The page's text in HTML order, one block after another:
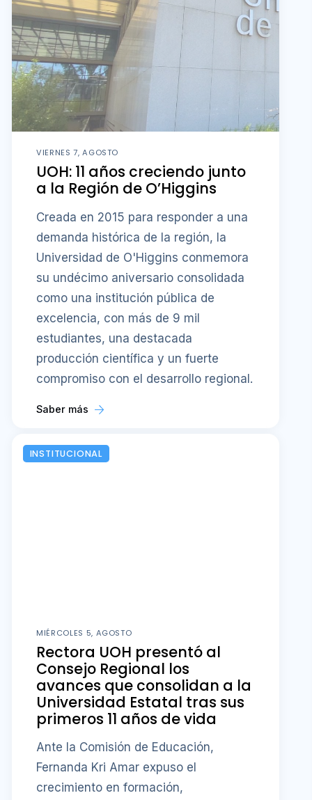
VIERNES 7, AGOSTO
UOH: 11 años creciendo junto
a la Región de O’Higgins
Creada en 2015 para responder a una
demanda histórica de la región, la
Universidad de O'Higgins conmemora
su undécimo aniversario consolidada
como una institución pública de
excelencia, con más de 9 mil
estudiantes, una destacada
producción científica y un fuerte
compromiso con el desarrollo regional.
Saber más
INSTITUCIONAL
MIÉRCOLES 5, AGOSTO
Rectora UOH presentó al
Consejo Regional los
avances que consolidan a la
Universidad Estatal tras sus
primeros 11 años de vida
Ante la Comisión de Educación,
Fernanda Kri Amar expuso el
crecimiento en formación,